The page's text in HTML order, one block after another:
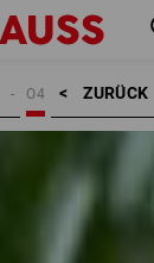
ZURÜCK    >
O4